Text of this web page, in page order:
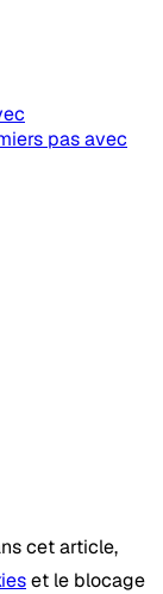
pas avec
cet article,
et le blocage